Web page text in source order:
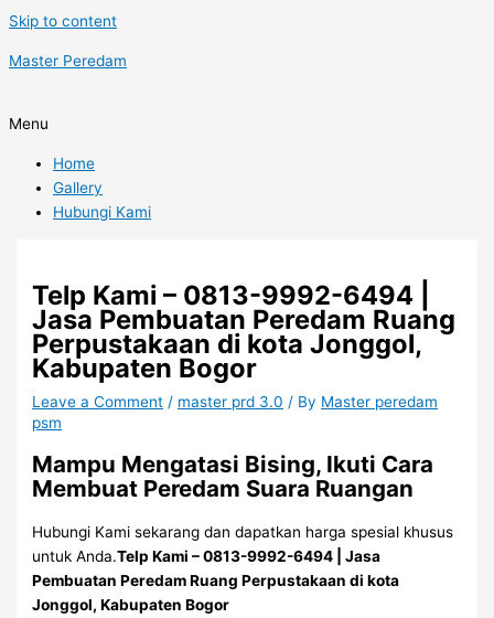
Skip to content
Master Peredam
Menu
Home
Gallery
Hubungi Kami
Telp Kami – 0813-9992-6494 |
Jasa Pembuatan Peredam Ruang
Perpustakaan di kota Jonggol,
Kabupaten Bogor
Leave a Comment / master prd 3.0 / By Master peredam
psm
Mampu Mengatasi Bising, Ikuti Cara
Membuat Peredam Suara Ruangan
Hubungi Kami sekarang dan dapatkan harga spesial khusus
untuk Anda.Telp Kami – 0813-9992-6494 | Jasa
Pembuatan Peredam Ruang Perpustakaan di kota
Jonggol, Kabupaten Bogor